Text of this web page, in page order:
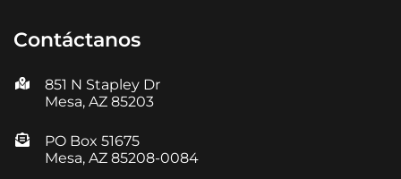
Contáctanos
851 N Stapley Dr
Mesa, AZ 85203
PO Box 51675
Mesa, AZ 85208-0084